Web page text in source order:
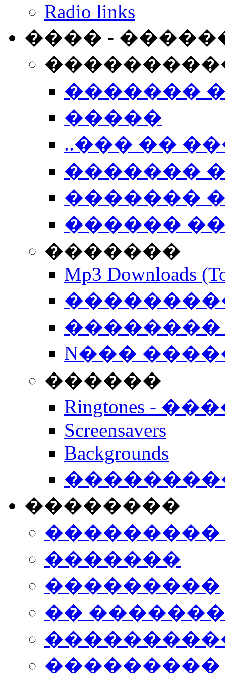
Radio links
���� -
�������
�����
..��� ��
�������
�������
������
�������
Mp3 Downloads
��������
N���
������
Ringtones -
Screensavers
Backgrounds
��������
���������
�������
���������
��
���������